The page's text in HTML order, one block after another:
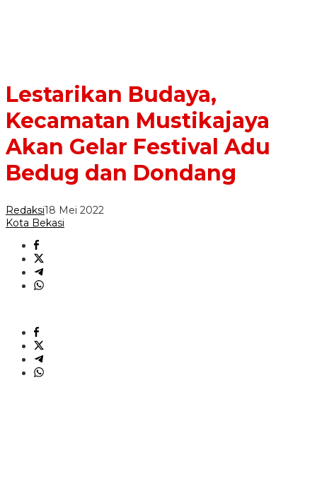
Lestarikan Budaya,
Kecamatan Mustikajaya
Akan Gelar Festival Adu
Bedug dan Dondang
Redaksi18 Mei 2022
Kota Bekasi